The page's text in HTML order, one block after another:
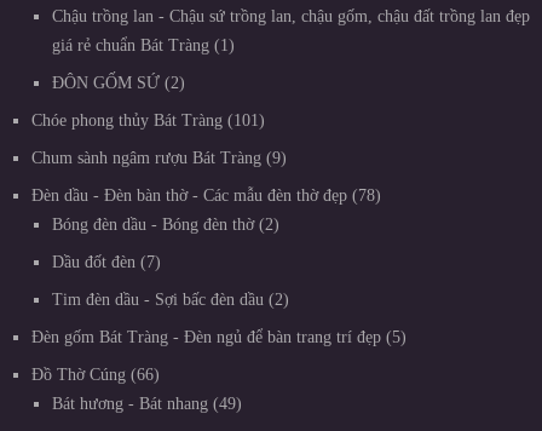
Chậu trồng lan - Chậu sứ trồng lan, chậu gốm, chậu đất trồng lan đẹp
giá rẻ chuẩn Bát Tràng
1
ĐÔN GỐM SỨ 2
Chóe phong thủy Bát Tràng 101
Chum sành ngâm rượu Bát Tràng 9
Đèn dầu - Đèn bàn thờ - Các mẫu đèn thờ đẹp
78
Bóng đèn dầu - Bóng đèn thờ
2
Dầu đốt đèn 7
Tim đèn dầu - Sợi bấc đèn dầu 2
Đèn gốm Bát Tràng - Đèn ngủ để bàn trang trí đẹp 5
Đồ Thờ Cúng
66
Bát hương - Bát nhang
49